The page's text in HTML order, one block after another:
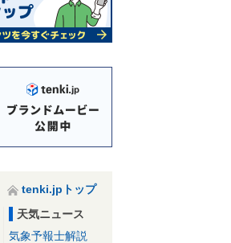
tenki.jpトップ
天気ニュース
気象予報士解説